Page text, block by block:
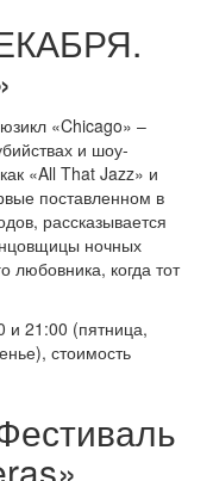
«Chicago» –
и шоу-
«All That Jazz» и
поставленном в
рассказывается
ночных
любовника, когда тот
и 21:00 (пятница,
стоимость